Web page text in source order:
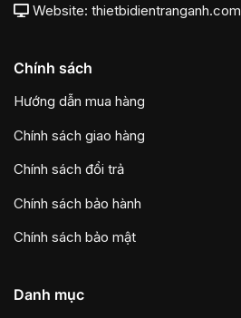
Website: thietbidientranganh.com
Chính sách
Hướng dẫn mua hàng
Chính sách giao hàng
Chính sách đổi trả
Chính sách bảo hành
Chính sách bảo mật
Danh mục